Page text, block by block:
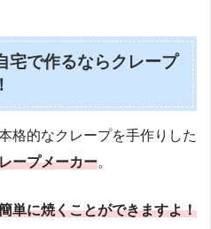
宅で作るならクレープ
格的なクレープを手作りした
ープメーカー。
単に焼くことができますよ！